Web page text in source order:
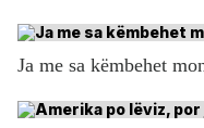
Ja me sa këmbehet